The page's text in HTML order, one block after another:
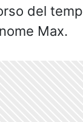
del
Max.